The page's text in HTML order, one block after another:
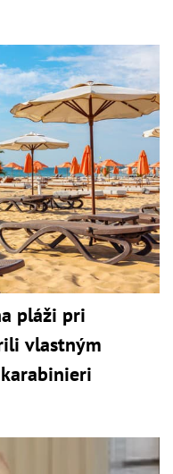
pláži pri
vlastným